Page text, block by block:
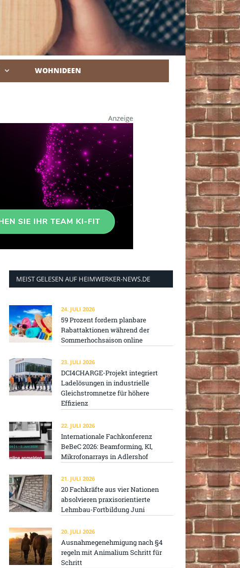
WOHNIDEEN
MEIST GELESEN AUF HEIMWERKER-NEWS.DE
24. JULI 2026
59 Prozent fordern planbare
Rabattaktionen während der
Sommerhochsaison online
23. JULI 2026
DCI4CHARGE-Projekt integriert
Ladelösungen in industrielle
Gleichstromnetze für höhere
Effizienz
22. JULI 2026
Internationale Fachkonferenz
BeBeC 2026: Beamforming, KI,
Mikrofonarrays in Adlershof
21. JULI 2026
20 Fachkräfte aus vier Nationen
absolvieren praxisorientierte
Lehmbau-Fortbildung Juni
20. JULI 2026
Ausnahmegenehmigung nach §4
regeln mit Animalium Schritt für
Schritt